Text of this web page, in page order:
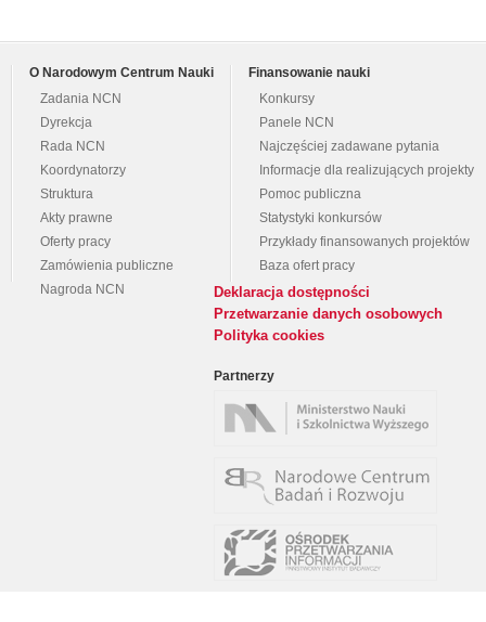
O Narodowym Centrum Nauki
Zadania NCN
Dyrekcja
Rada NCN
Koordynatorzy
Struktura
Akty prawne
Oferty pracy
Zamówienia publiczne
Nagroda NCN
Finansowanie nauki
Konkursy
Panele NCN
Najczęściej zadawane pytania
Informacje dla realizujących projekty
Pomoc publiczna
Statystyki konkursów
Przykłady finansowanych projektów
Baza ofert pracy
Deklaracja dostępności
Przetwarzanie danych osobowych
Polityka cookies
Partnerzy